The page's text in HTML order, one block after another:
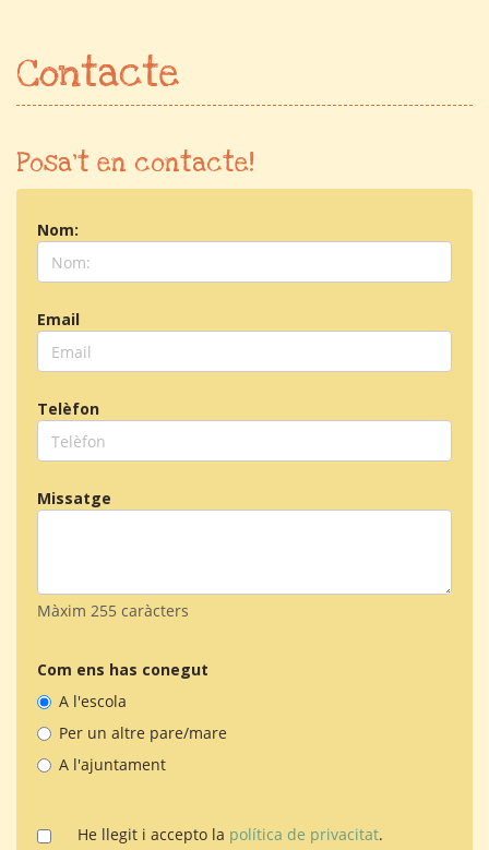
Contacte
Posa't en contacte!
Nom:
Email
Telèfon
Missatge
Màxim 255 caràcters
Com ens has conegut
A l'escola
Per un altre pare/mare
A l'ajuntament
He llegit i accepto la política de privacitat.